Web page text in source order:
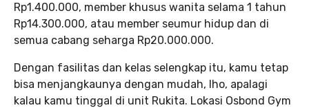
Rp1.400.000, member khusus wanita selama 1 tahun
Rp14.300.000, atau member seumur hidup dan di
semua cabang seharga Rp20.000.000.
Dengan fasilitas dan kelas selengkap itu, kamu tetap
bisa menjangkaunya dengan mudah, lho, apalagi
kalau kamu tinggal di unit Rukita. Lokasi Osbond Gym